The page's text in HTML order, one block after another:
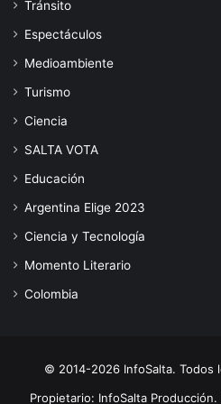
Tránsito
Espectáculos
Medioambiente
Turismo
Ciencia
SALTA VOTA
Educación
Argentina Elige 2023
Ciencia y Tecnología
Momento Literario
Colombia
© 2014-2026 InfoSalta. Todos
Propietario: InfoSalta